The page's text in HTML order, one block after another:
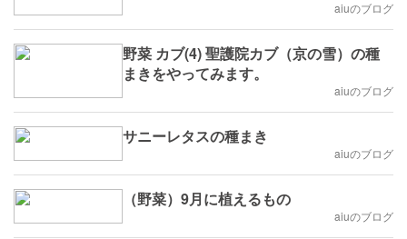
aiuのブログ
野菜 カブ(4) 聖護院カブ（京の雪）の種
まきをやってみます。
aiuのブログ
サニーレタスの種まき
aiuのブログ
（野菜）9月に植えるもの
aiuのブログ